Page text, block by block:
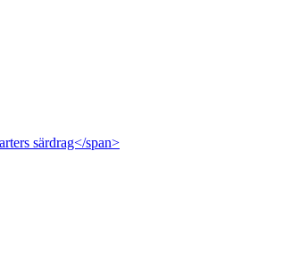
särdrag</span>